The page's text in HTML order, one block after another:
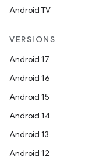
Android TV
VERSIONS
Android 17
Android 16
Android 15
Android 14
Android 13
Android 12